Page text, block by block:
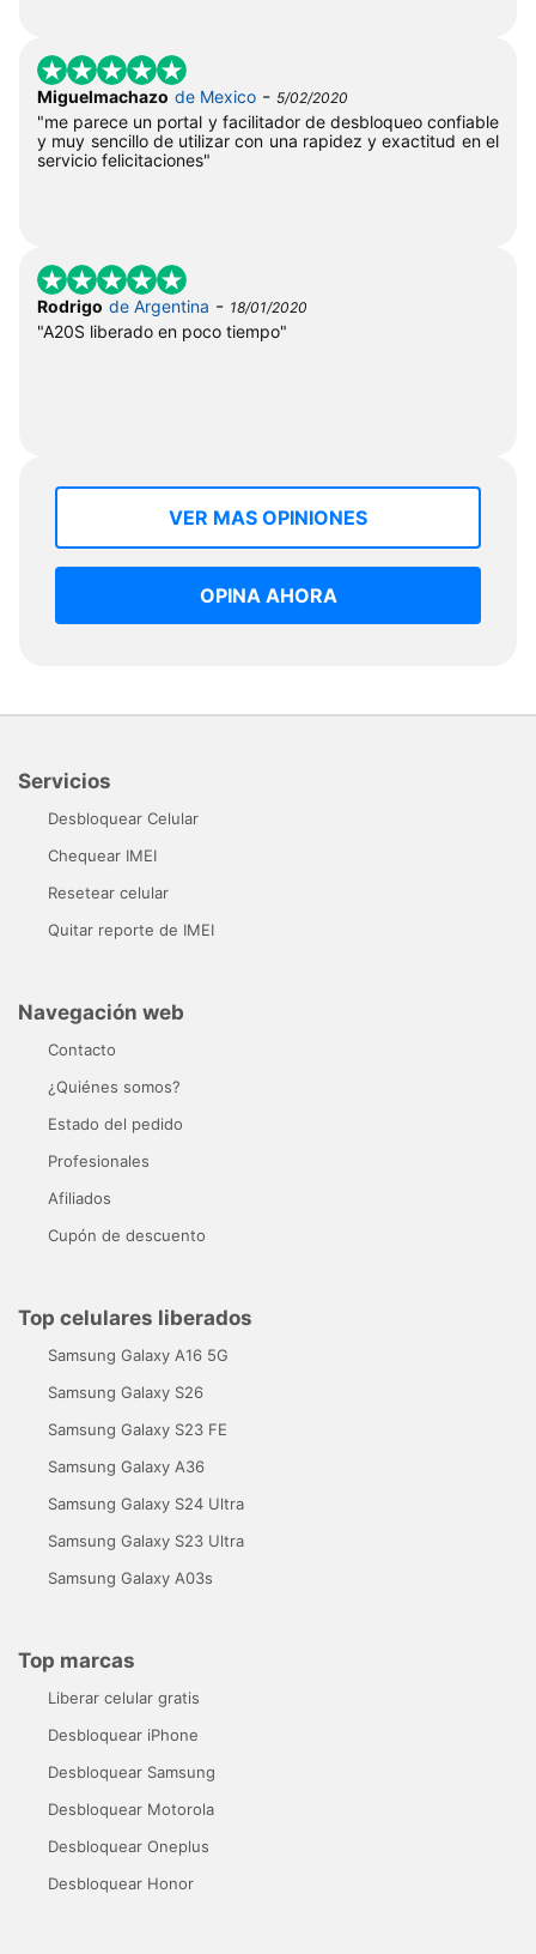
Miguelmachazo de Mexico - 5/02/2020
"me parece un portal y facilitador de desbloqueo confiable
y muy sencillo de utilizar con una rapidez y exactitud en el
servicio felicitaciones"
Rodrigo de Argentina - 18/01/2020
"A20S liberado en poco tiempo"
VER MAS OPINIONES
OPINA AHORA
Servicios
Desbloquear Celular
Chequear IMEI
Resetear celular
Quitar reporte de IMEI
Navegación web
Contacto
¿Quiénes somos?
Estado del pedido
Profesionales
Afiliados
Cupón de descuento
Top celulares liberados
Samsung Galaxy A16 5G
Samsung Galaxy S26
Samsung Galaxy S23 FE
Samsung Galaxy A36
Samsung Galaxy S24 Ultra
Samsung Galaxy S23 Ultra
Samsung Galaxy A03s
Top marcas
Liberar celular gratis
Desbloquear iPhone
Desbloquear Samsung
Desbloquear Motorola
Desbloquear Oneplus
Desbloquear Honor